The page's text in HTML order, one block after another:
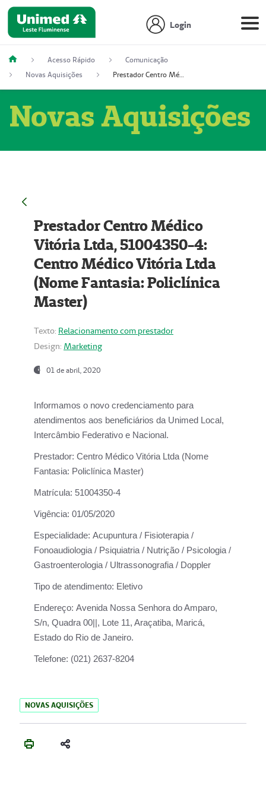
Login
Acesso Rápido
Comunicação
Novas Aquisições
Prestador Centro Médico Vitória Ltda, 51004350-4: Centro Médico Vitória Ltda (Nome Fantasia: Policlínica Master)
Novas Aquisições
Prestador Centro Médico
Vitória Ltda, 51004350-4:
Centro Médico Vitória Ltda
(Nome Fantasia: Policlínica
Master)
Texto: Relacionamento com prestador
Design: Marketing
01 de abril, 2020
Informamos o novo credenciamento para
atendimentos aos beneficiários da Unimed Local,
Intercâmbio Federativo e Nacional.
Prestador: Centro Médico Vitória Ltda (Nome
Fantasia: Policlínica Master)
Matrícula: 51004350-4
Vigência: 01/05/2020
Especialidade: Acupuntura / Fisioterapia /
Fonoaudiologia / Psiquiatria / Nutrição / Psicologia /
Gastroenterologia / Ultrassonografia / Doppler
Tipo de atendimento: Eletivo
Endereço: Avenida Nossa Senhora do Amparo,
S/n, Quadra 00||, Lote 11, Araçatiba, Maricá,
Estado do Rio de Janeiro.
Telefone: (021) 2637-8204
NOVAS AQUISIÇÕES